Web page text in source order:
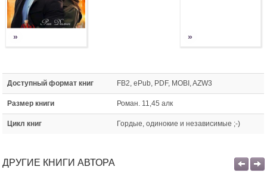
» »
Доступный формат книг FB2, ePub, PDF, MOBI, AZW3
Размер книги Роман. 11,45 алк
Цикл книг Гордые, одинокие и независимые ;-)
ДРУГИЕ КНИГИ АВТОРА